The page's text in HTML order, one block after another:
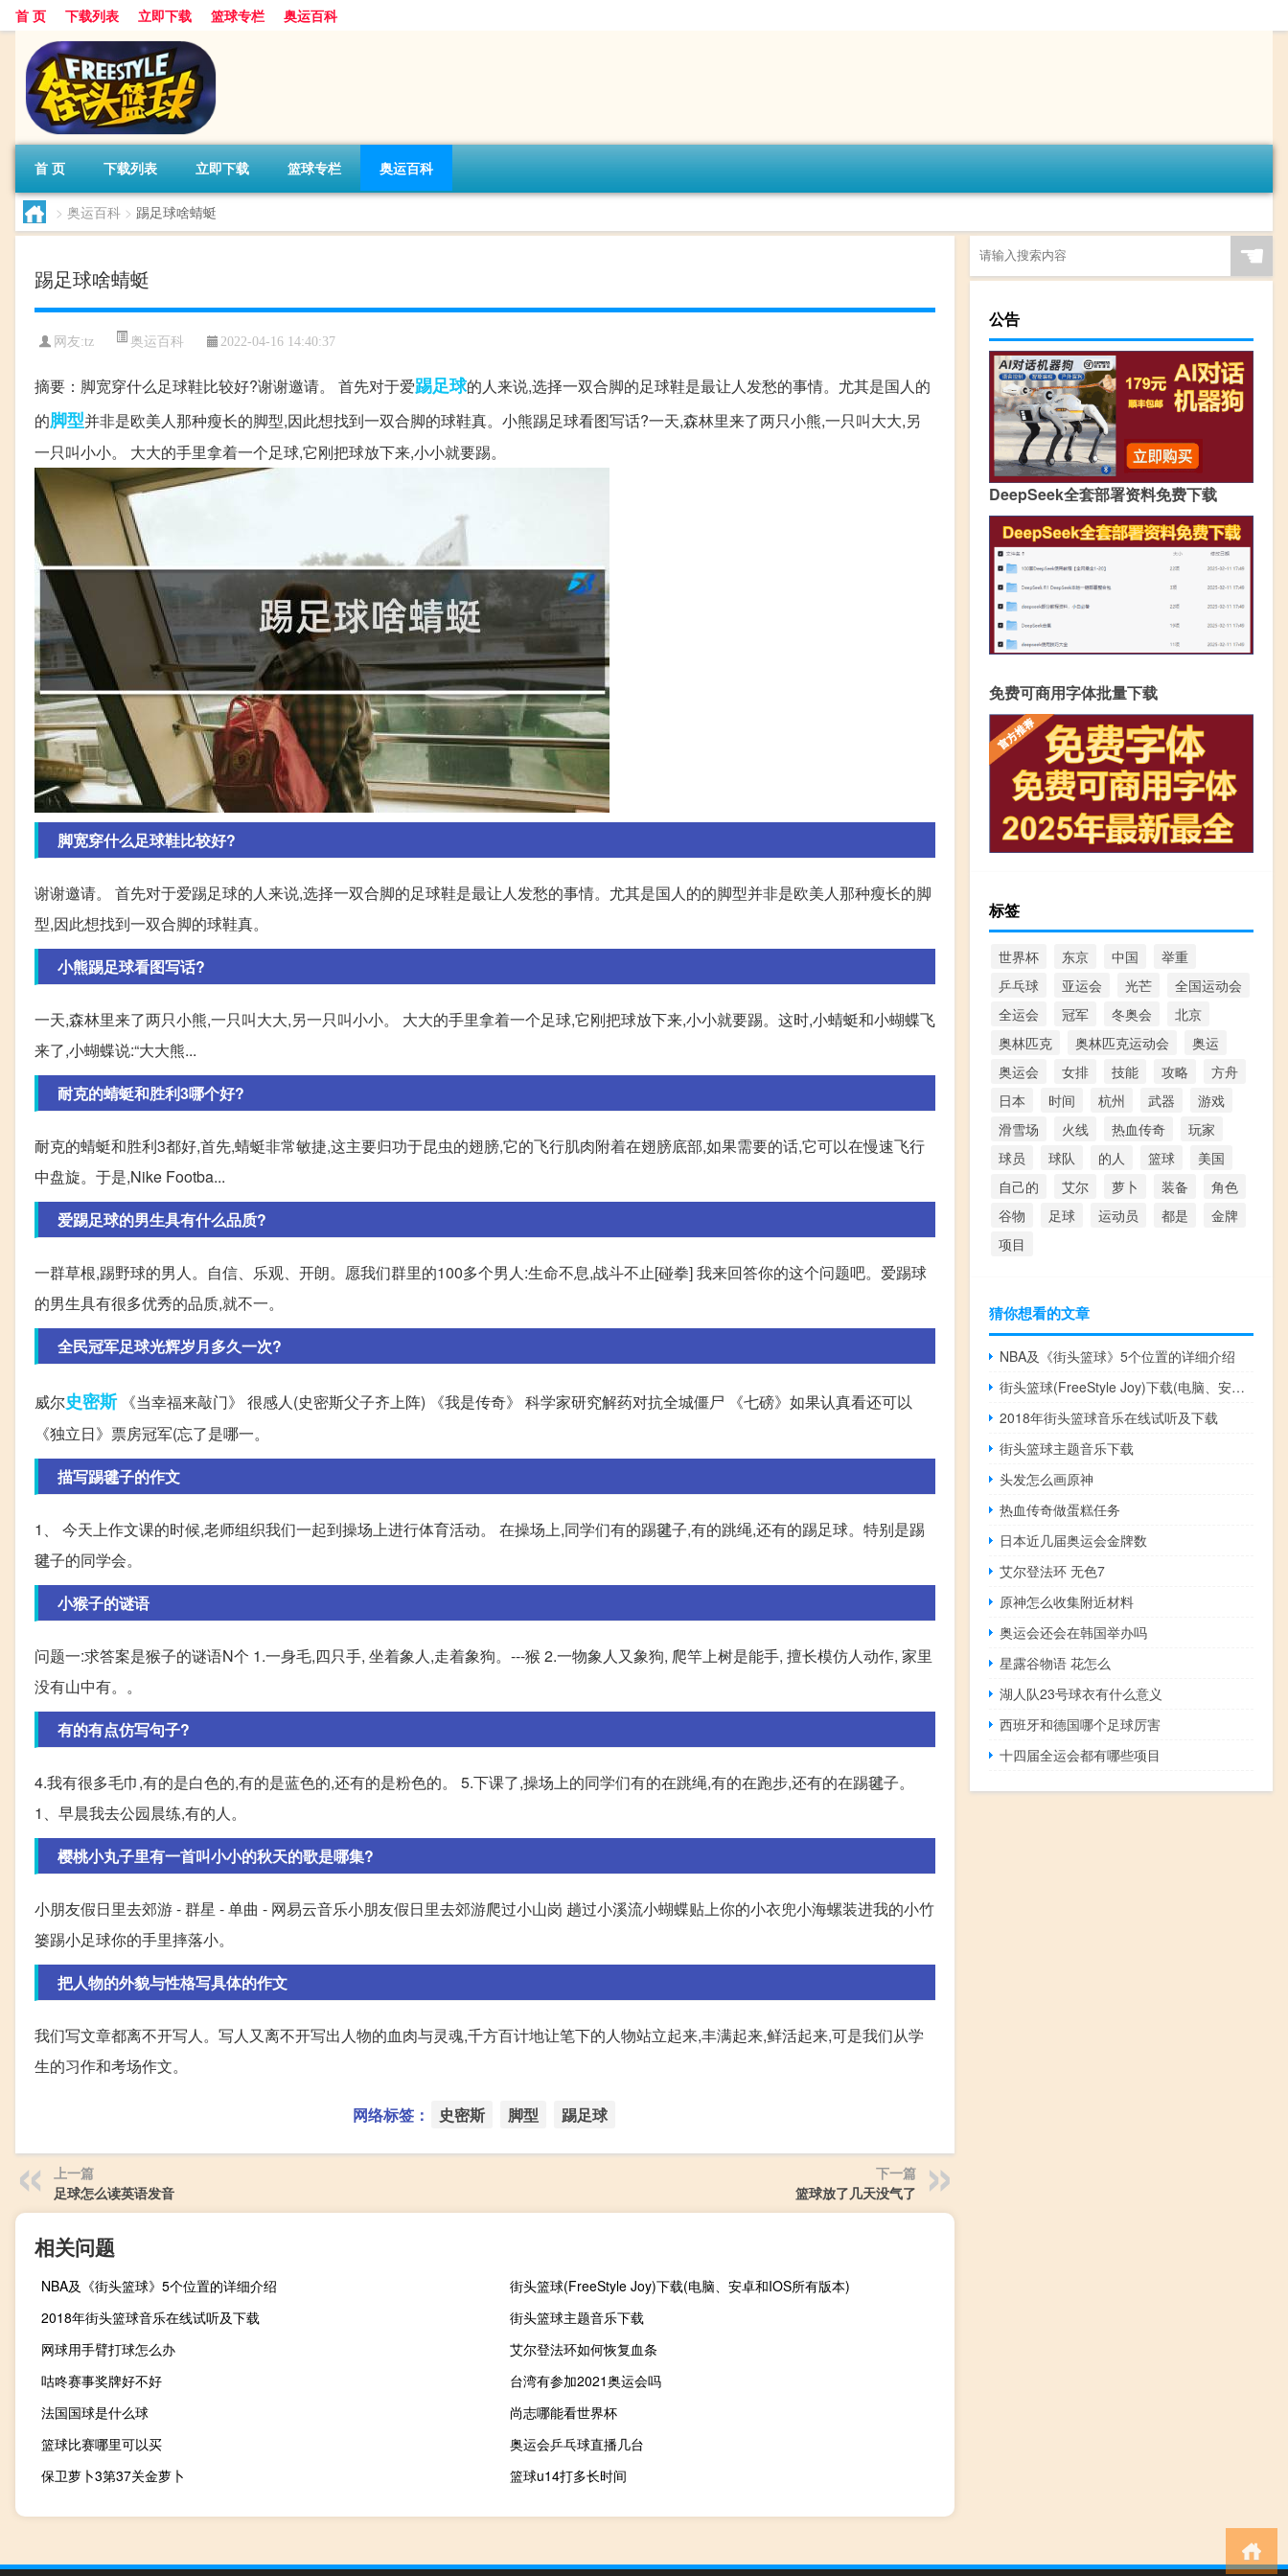
首 页 下载列表 立即下载 篮球专栏 奥运百科
首 页 下载列表 立即下载 篮球专栏 奥运百科
> 奥运百科 > 踢足球啥蜻蜓
踢足球啥蜻蜓
网友:tz 奥运百科 2022-04-16 14:40:37
摘要：脚宽穿什么足球鞋比较好?谢谢邀请。 首先对于爱踢足球的人来说,选择一双合脚的足球鞋是最让人发愁的事情。尤其是国人的
的脚型并非是欧美人那种瘦长的脚型,因此想找到一双合脚的球鞋真。小熊踢足球看图写话?一天,森林里来了两只小熊,一只叫大大,另
一只叫小小。 大大的手里拿着一个足球,它刚把球放下来,小小就要踢。
脚宽穿什么足球鞋比较好?
谢谢邀请。 首先对于爱踢足球的人来说,选择一双合脚的足球鞋是最让人发愁的事情。尤其是国人的的脚型并非是欧美人那种瘦长的脚
型,因此想找到一双合脚的球鞋真。
小熊踢足球看图写话?
一天,森林里来了两只小熊,一只叫大大,另一只叫小小。 大大的手里拿着一个足球,它刚把球放下来,小小就要踢。这时,小蜻蜓和小蝴蝶飞
来了,小蝴蝶说:“大大熊...
耐克的蜻蜓和胜利3哪个好?
耐克的蜻蜓和胜利3都好,首先,蜻蜓非常敏捷,这主要归功于昆虫的翅膀,它的飞行肌肉附着在翅膀底部,如果需要的话,它可以在慢速飞行
中盘旋。于是,Nike Footba...
爱踢足球的男生具有什么品质?
一群草根,踢野球的男人。自信、乐观、开朗。愿我们群里的100多个男人:生命不息,战斗不止[碰拳] 我来回答你的这个问题吧。爱踢球
的男生具有很多优秀的品质,就不一。
全民冠军足球光辉岁月多久一次?
威尔史密斯《当幸福来敲门》 很感人(史密斯父子齐上阵) 《我是传奇》 科学家研究解药对抗全城僵尸 《七磅》如果认真看还可以
《独立日》票房冠军(忘了是哪一。
描写踢毽子的作文
1、 今天上作文课的时候,老师组织我们一起到操场上进行体育活动。 在操场上,同学们有的踢毽子,有的跳绳,还有的踢足球。特别是踢
毽子的同学会。
小猴子的谜语
问题一:求答案是猴子的谜语N个 1.一身毛,四只手, 坐着象人,走着象狗。---猴 2.一物象人又象狗, 爬竿上树是能手, 擅长模仿人动作, 家里
没有山中有。。
有的有点仿写句子?
4.我有很多毛巾,有的是白色的,有的是蓝色的,还有的是粉色的。 5.下课了,操场上的同学们有的在跳绳,有的在跑步,还有的在踢毽子。
1、早晨我去公园晨练,有的人。
樱桃小丸子里有一首叫小小的秋天的歌是哪集?
小朋友假日里去郊游 - 群星 - 单曲 - 网易云音乐小朋友假日里去郊游爬过小山岗 趟过小溪流小蝴蝶贴上你的小衣兜小海螺装进我的小竹
篓踢小足球你的手里摔落小。
把人物的外貌与性格写具体的作文
我们写文章都离不开写人。写人又离不开写出人物的血肉与灵魂,千方百计地让笔下的人物站立起来,丰满起来,鲜活起来,可是我们从学
生的习作和考场作文。
网络标签： 史密斯 脚型 踢足球
上一篇
足球怎么读英语发音
下一篇
篮球放了几天没气了
相关问题
NBA及《街头篮球》5个位置的详细介绍
街头篮球(FreeStyle Joy)下载(电脑、安卓和IOS所有版本)
2018年街头篮球音乐在线试听及下载
街头篮球主题音乐下载
网球用手臂打球怎么办
艾尔登法环如何恢复血条
咕咚赛事奖牌好不好
台湾有参加2021奥运会吗
法国国球是什么球
尚志哪能看世界杯
篮球比赛哪里可以买
奥运会乒乓球直播几台
保卫萝卜3第37关金萝卜
篮球u14打多长时间
☚
公告
DeepSeek全套部署资料免费下载
免费可商用字体批量下载
标签
世界杯 东京 中国
举重
乒乓球
亚运会 光芒
全国运动会
全运会
冠军 冬奥会
北京
奥林匹克
奥林匹克运动会
奥运
奥运会
女排 技能 攻略
方舟
日本
时间 杭州 武器
游戏
滑雪场
火线 热血传奇
玩家
球员
球队 的人 篮球
美国
自己的
艾尔 萝卜 装备
角色
谷物
足球 运动员 都是
金牌
项目
猜你想看的文章
NBA及《街头篮球》5个位置的详细介绍
街头篮球(FreeStyle Joy)下载(电脑、安卓和IOS所有版本)
2018年街头篮球音乐在线试听及下载
街头篮球主题音乐下载
头发怎么画原神
热血传奇做蛋糕任务
日本近几届奥运会金牌数
艾尔登法环 无色7
原神怎么收集附近材料
奥运会还会在韩国举办吗
星露谷物语 花怎么
湖人队23号球衣有什么意义
西班牙和德国哪个足球厉害
十四届全运会都有哪些项目